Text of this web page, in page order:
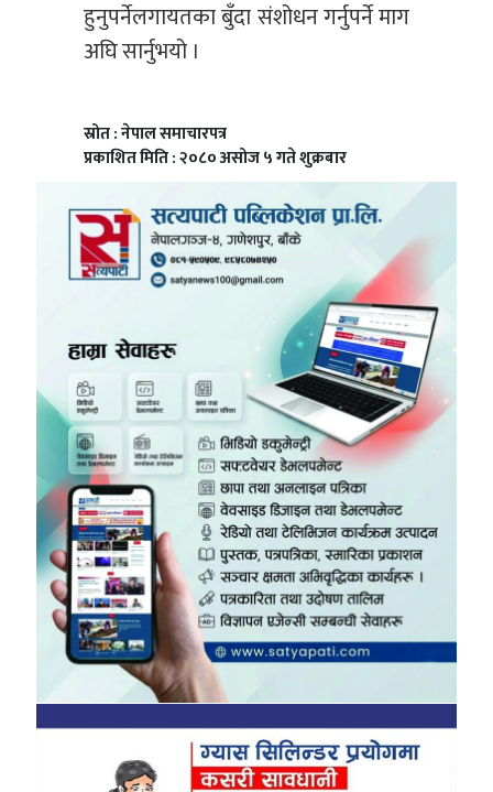
हुनुपर्नेलगायतका बुँदा संशोधन गर्नुपर्ने माग
अघि सार्नुभयो ।
स्रोत : नेपाल समाचारपत्र
प्रकाशित मिति : २०८० असोज ५ गते शुक्रबार